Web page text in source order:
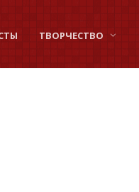
ТВОРЧЕСТВО